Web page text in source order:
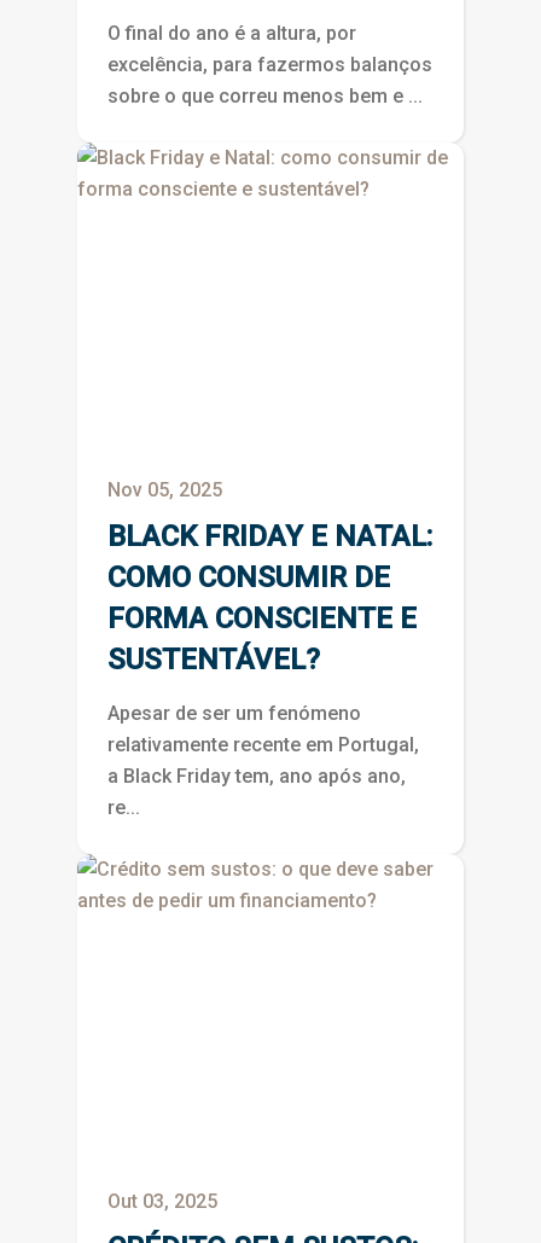
O final do ano é a altura, por
excelência, para fazermos balanços
sobre o que correu menos bem e ...
Nov 05, 2025
BLACK FRIDAY E NATAL:
COMO CONSUMIR DE
FORMA CONSCIENTE E
SUSTENTÁVEL?
Apesar de ser um fenómeno
relativamente recente em Portugal,
a Black Friday tem, ano após ano,
re...
Out 03, 2025